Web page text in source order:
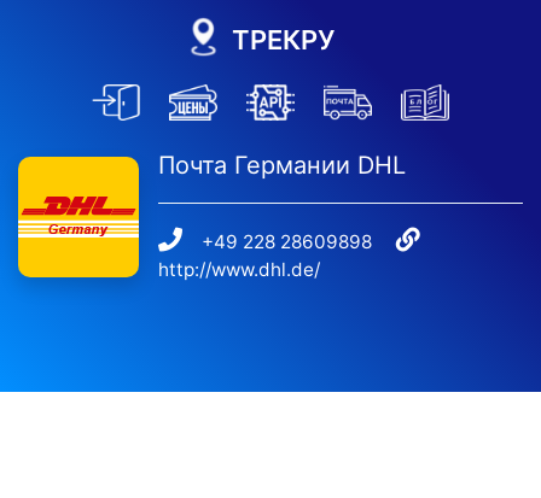
ТРЕКРУ
Почта Германии DHL
+49 228 28609898
http://www.dhl.de/